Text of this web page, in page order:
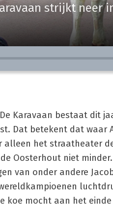
strijkt neer
De Karavaan bestaat dit
Dat betekent dat
alleen het straatheater
Oosterhout niet
van onder andere
koe mocht aan het